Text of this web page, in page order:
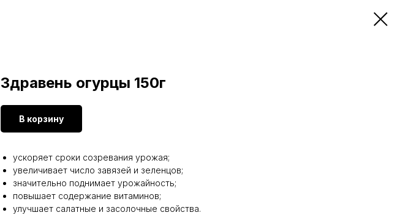
Здравень огурцы 150г
В корзину
ускоряет сроки созревания урожая;
увеличивает число завязей и зеленцов;
значительно поднимает урожайность;
повышает содержание витаминов;
улучшает салатные и засолочные свойства.